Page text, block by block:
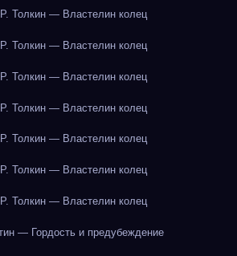
Толкин — Властелин колец
Толкин — Властелин колец
Толкин — Властелин колец
Толкин — Властелин колец
Толкин — Властелин колец
Толкин — Властелин колец
Толкин — Властелин колец
— Гордость и предубеждение